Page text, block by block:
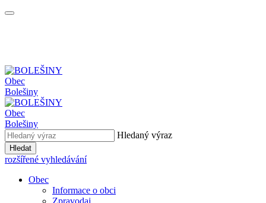
Obec
Bolešiny
Obec
Bolešiny
Hledaný výraz
Hledat
rozšířené vyhledávání
Obec
Informace o obci
Zpravodaj